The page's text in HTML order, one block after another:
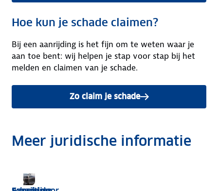
Hoe kun je schade claimen?
Bij een aanrijding is het fijn om te weten waar je
aan toe bent: wij helpen je stap voor stap bij het
melden en claimen van je schade.
Zo claim je schade
Meer juridische informatie